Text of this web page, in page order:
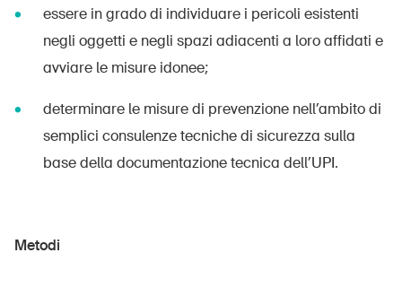
essere in grado di individuare i pericoli esistenti
negli oggetti e negli spazi adiacenti a loro affidati e
avviare le misure idonee;
determinare le misure di prevenzione nell’ambito di
semplici consulenze tecniche di sicurezza sulla
base della documentazione tecnica dell’UPI.
Metodi